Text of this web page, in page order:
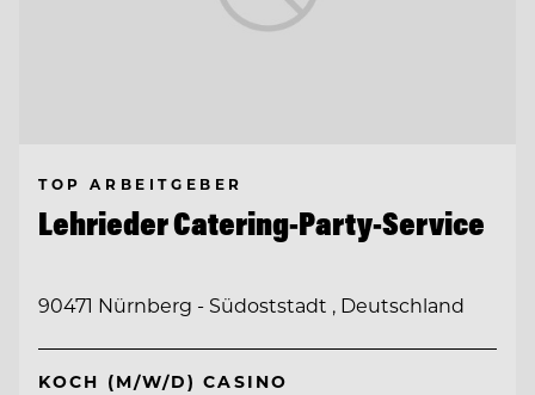
TOP ARBEITGEBER
Lehrieder Catering-Party-Service
90471 Nürnberg - Südoststadt , Deutschland
KOCH (M/W/D) CASINO